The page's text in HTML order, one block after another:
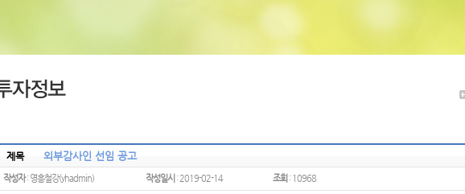
제목 외부감사인 선임 공고
작성자: 영흥철강(yhadmin) 작성일시 : 2019-02-14 조회 : 10968